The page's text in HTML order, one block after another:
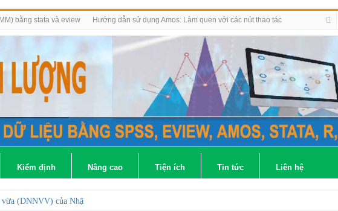
bằng stata và eview Hướng dẫn sử dụng Amos: Làm quen với các nút thao tác
Kiểm định Nâng cao Tiện ích Tin tức Liên hệ
(DNNVV) của Nhật Bản và Trung Quốc